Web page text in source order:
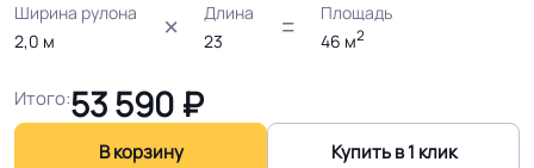
Ширина рулона
2,0 м
Длина
23
Площадь
46 м2
Итого:53 590 ₽
В корзину Купить в 1 клик